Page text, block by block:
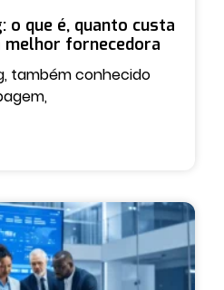
o que é, quanto custa
melhor fornecedora
também conhecido